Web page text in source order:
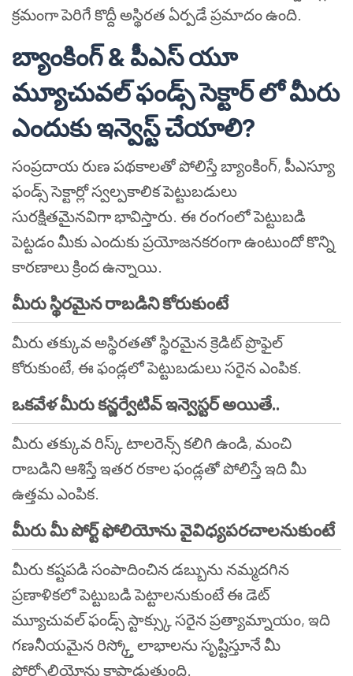
క్రమంగా పెరిగే కొద్దీ అస్థిరత ఏర్పడే ప్రమాదం ఉంది.
బ్యాంకింగ్ & పీఎస్ యూ
మ్యూచువల్ ఫండ్స్ సెక్టార్ లో మీరు
ఎందుకు ఇన్వెస్ట్ చేయాలి?
సంప్రదాయ రుణ పథకాలతో పోలిస్తే బ్యాంకింగ్, పీఎస్యూ
ఫండ్స్ సెక్టార్లో స్వల్పకాలిక పెట్టుబడులు
సురక్షితమైనవిగా భావిస్తారు. ఈ రంగంలో పెట్టుబడి
పెట్టడం మీకు ఎందుకు ప్రయోజనకరంగా ఉంటుందో కొన్ని
కారణాలు క్రింద ఉన్నాయి.
మీరు స్థిరమైన రాబడిని కోరుకుంటే
మీరు తక్కువ అస్థిరతతో స్థిరమైన క్రెడిట్ ప్రొఫైల్
కోరుకుంటే, ఈ ఫండ్లలో పెట్టుబడులు సరైన ఎంపిక.
ఒకవేళ మీరు కన్జర్వేటివ్ ఇన్వెస్టర్ అయితే..
మీరు తక్కువ రిస్క్ టాలరెన్స్ కలిగి ఉండి, మంచి
రాబడిని ఆశిస్తే ఇతర రకాల ఫండ్లతో పోలిస్తే ఇది మీ
ఉత్తమ ఎంపిక.
మీరు మీ పోర్ట్ ఫోలియోను వైవిధ్యపరచాలనుకుంటే
మీరు కష్టపడి సంపాదించిన డబ్బును నమ్మదగిన
ప్రణాళికలో పెట్టుబడి పెట్టాలనుకుంటే ఈ డెట్
మ్యూచువల్ ఫండ్స్ స్టాక్స్కు సరైన ప్రత్యామ్నాయం, ఇది
గణనీయమైన రిస్క్తో లాభాలను సృష్టిస్తూనే మీ
పోర్ట్ఫోలియోను కాపాడుతుంది.